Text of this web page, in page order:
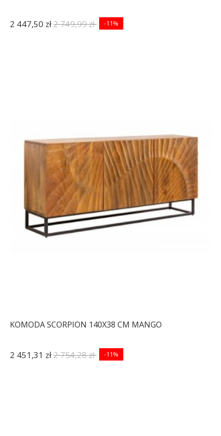
2 447,50 zł2 749,99 zł -11%
KOMODA SCORPION 140X38 CM MANGO
2 451,31 zł2 754,28 zł -11%